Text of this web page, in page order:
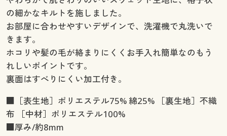
の細かなキルトを施しました。
お部屋に合わせやすいデザインで、洗濯機で丸洗いで
きます。
ホコリや髪の毛が絡まりにくくお手入れ簡単なのもう
れしいポイントです。
裏面はすべりにくい加工付き。
■［表生地］ポリエステル75% 綿25% ［裏生地］不織
布 ［中材］ポリエステル100%
■厚み/約8mm